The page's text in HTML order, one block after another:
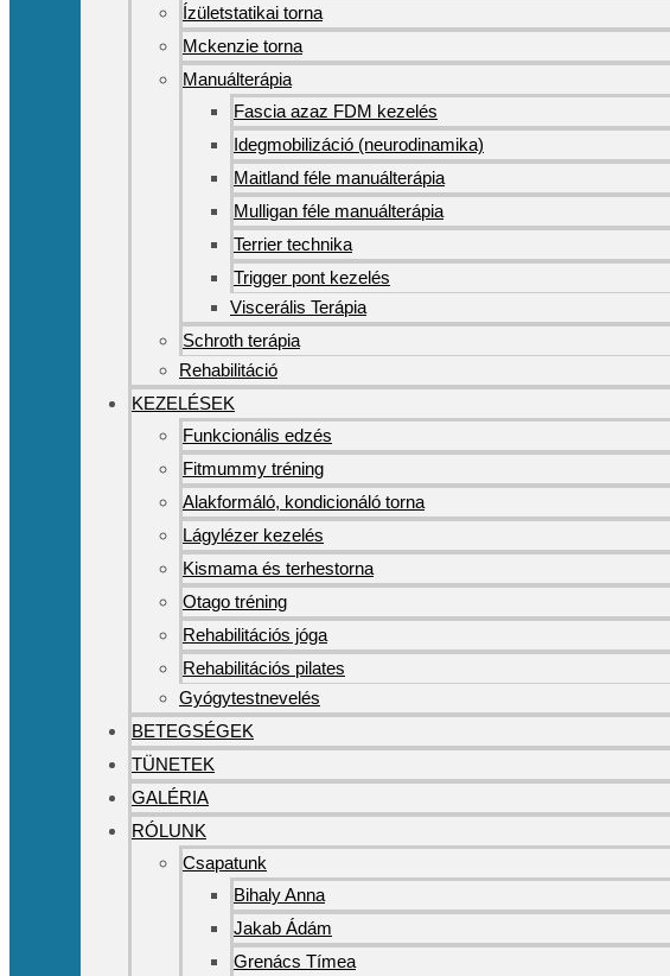
Ízületstatikai torna
Mckenzie torna
Manuálterápia
Fascia azaz FDM kezelés
Idegmobilizáció (neurodinamika)
Maitland féle manuálterápia
Mulligan féle manuálterápia
Terrier technika
Trigger pont kezelés
Viscerális Terápia
Schroth terápia
Rehabilitáció
KEZELÉSEK
Funkcionális edzés
Fitmummy tréning
Alakformáló, kondicionáló torna
Lágylézer kezelés
Kismama és terhestorna
Otago tréning
Rehabilitációs jóga
Rehabilitációs pilates
Gyógytestnevelés
BETEGSÉGEK
TÜNETEK
GALÉRIA
RÓLUNK
Csapatunk
Bihaly Anna
Jakab Ádám
Grenács Tímea